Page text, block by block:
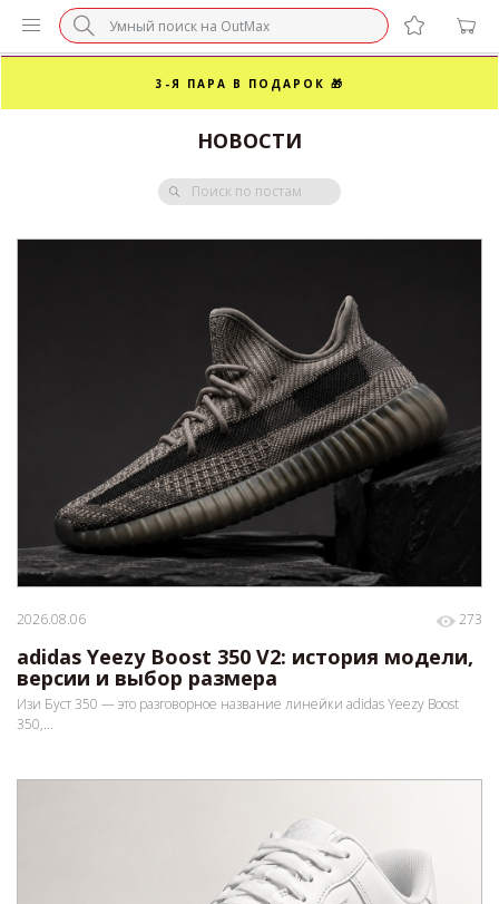
3-Я ПАРА В ПОДАРОК 🎁
ПОСЛЕДНИЕ РАЗМЕРЫ ОТ 1500₽⚡️
СУПЕРАКЦИЯ 🔥 2-Я ПАРА -50%
НОВОСТИ
2026.08.06 273
adidas Yeezy Boost 350 V2: история модели,
версии и выбор размера
Изи Буст 350 — это разговорное название линейки adidas Yeezy Boost
350,...